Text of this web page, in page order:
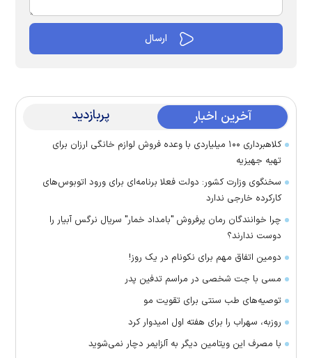
آخرین اخبار پربازدید
کلاهبرداری ۱۰۰ میلیاردی با وعده فروش لوازم خانگی ارزان برای
تهیه جهیزیه
سخنگوی وزارت کشور: دولت فعلا برنامه‌ای برای ورود اتوبوس‌های
کارکرده خارجی ندارد
چرا خوانندگان رمان پرفروش "بامداد خمار" سریال نرگس آبیار را
دوست ندارند؟
دومین اتفاق مهم برای نکونام در یک روز!
مسی با جت شخصی در مراسم تدفین پدر
توصیه‌های طب سنتی برای تقویت مو
روزبه، سهراب را برای هفته اول امیدوار کرد
با مصرف این ویتامین دیگر به آلزایمر دچار نمی‌شوید